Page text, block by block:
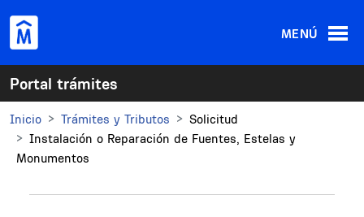
MENÚ
Portal trámites
Inicio Trámites y Tributos
Solicitud
Instalación o Reparación de Fuentes, Estelas y
Monumentos